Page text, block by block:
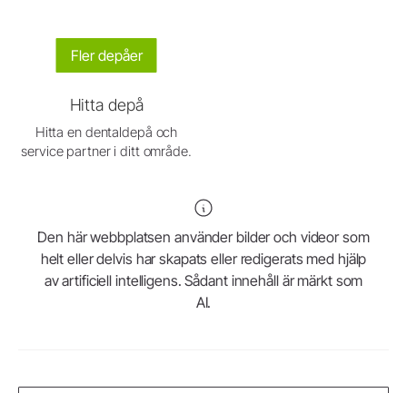
Fler depåer
Hitta depå
Hitta en dentaldepå och
service partner i ditt område.
Den här webbplatsen använder bilder och videor som
helt eller delvis har skapats eller redigerats med hjälp
av artificiell intelligens. Sådant innehåll är märkt som
AI.